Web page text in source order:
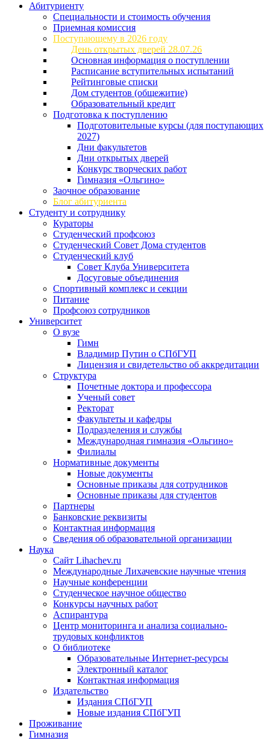
Абитуриенту
Специальности и стоимость обучения
Приемная комиссия
Поступающему в 2026 году
День открытых дверей 28.07.26
Основная информация о поступлении
Расписание вступительных испытаний
Рейтинговые списки
Дом студентов (общежитие)
Образовательный кредит
Подготовка к поступлению
Подготовительные курсы (для поступающих
2027)
Дни факультетов
Дни открытых дверей
Конкурс творческих работ
Гимназия «Ольгино»
Заочное образование
Блог абитуриента
Студенту и сотруднику
Кураторы
Студенческий профсоюз
Студенческий Совет Дома студентов
Студенческий клуб
Совет Клуба Университета
Досуговые объединения
Спортивный комплекс и секции
Питание
Профсоюз сотрудников
Университет
О вузе
Гимн
Владимир Путин о СПбГУП
Лицензия и свидетельство об аккредитации
Структура
Почетные доктора и профессора
Ученый совет
Ректорат
Факультеты и кафедры
Подразделения и службы
Международная гимназия «Ольгино»
Филиалы
Нормативные документы
Новые документы
Основные приказы для сотрудников
Основные приказы для студентов
Партнеры
Банковские реквизиты
Контактная информация
Сведения об образовательной организации
Наука
Сайт Lihachev.ru
Международные Лихачевские научные чтения
Научные конференции
Студенческое научное общество
Конкурсы научных работ
Аспирантура
Центр мониторинга и анализа социально-
трудовых конфликтов
О библиотеке
Образовательные Интернет-ресурсы
Электронный каталог
Контактная информация
Издательство
Издания СПбГУП
Новые издания СПбГУП
Проживание
Гимназия